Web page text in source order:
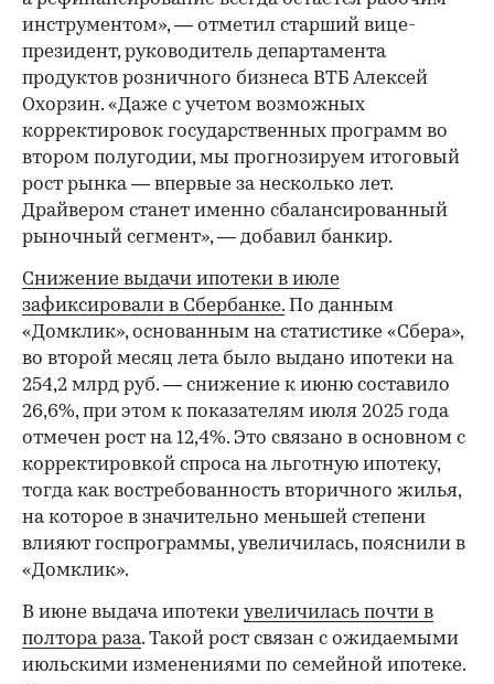
инструментом», — отметил старший вице-
президент, руководитель департамента
продуктов розничного бизнеса ВТБ Алексей
Охорзин. «Даже с учетом возможных
корректировок государственных программ во
втором полугодии, мы прогнозируем итоговый
рост рынка — впервые за несколько лет.
Драйвером станет именно сбалансированный
рыночный сегмент», — добавил банкир.
Снижение выдачи ипотеки в июле
зафиксировали в Сбербанке. По данным
«Домклик», основанным на статистике «Сбера»,
во второй месяц лета было выдано ипотеки на
254,2 млрд руб. — снижение к июню составило
26,6%, при этом к показателям июля 2025 года
отмечен рост на 12,4%. Это связано в основном с
корректировкой спроса на льготную ипотеку,
тогда как востребованность вторичного жилья,
на которое в значительно меньшей степени
влияют госпрограммы, увеличилась, пояснили в
«Домклик».
В июне выдача ипотеки увеличилась почти в
полтора раза. Такой рост связан с ожидаемыми
июльскими изменениями по семейной ипотеке.